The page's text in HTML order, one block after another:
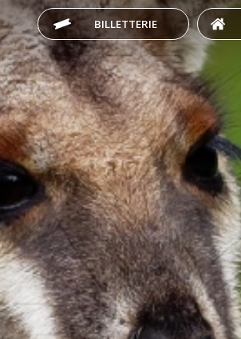
BILLETTERIE